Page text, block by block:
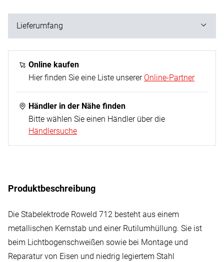
Lieferumfang
5 Stäbe
Online kaufen
Hier finden Sie eine Liste unserer Online-Partner
Händler in der Nähe finden
Bitte wählen Sie einen Händler über die
Händlersuche
Produktbeschreibung
Die Stabelektrode Roweld 712 besteht aus einem
metallischen Kernstab und einer Rutilumhüllung. Sie ist
beim Lichtbogenschweißen sowie bei Montage und
Reparatur von Eisen und niedrig legiertem Stahl